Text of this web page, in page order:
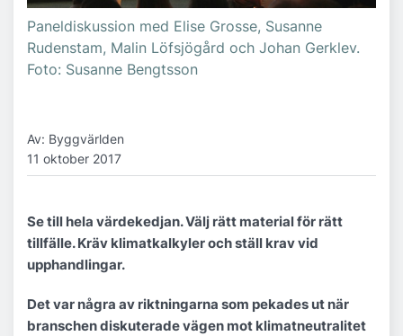
Paneldiskussion med Elise Grosse, Susanne
Rudenstam, Malin Löfsjögård och Johan Gerklev.
Foto: Susanne Bengtsson
Av: Byggvärlden
11 oktober 2017
Se till hela värdekedjan. Välj rätt material för rätt
tillfälle. Kräv klimatkalkyler och ställ krav vid
upphandlingar.
Det var några av riktningarna som pekades ut när
branschen diskuterade vägen mot klimatneutralitet